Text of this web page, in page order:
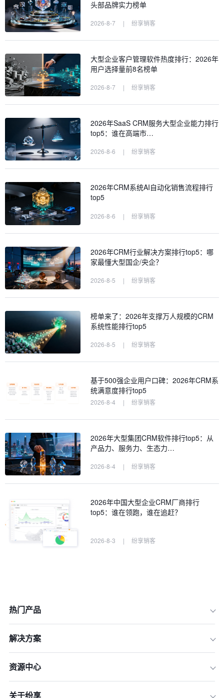
头部品牌实力榜单
2026-8-7 | 纷享销客
大型企业客户管理软件热度排行：2026年
用户选择量前8名榜单
2026-8-7 | 纷享销客
2026年SaaS CRM服务大型企业能力排行
top5：谁在高端市…
2026-8-6 | 纷享销客
2026年CRM系统AI自动化销售流程排行
top5
2026-8-6 | 纷享销客
2026年CRM行业解决方案排行top5：哪
家最懂大型国企/央企？
2026-8-5 | 纷享销客
榜单来了：2026年支撑万人规模的CRM
系统性能排行top5
2026-8-5 | 纷享销客
基于500强企业用户口碑：2026年CRM系
统满意度排行top5
2026-8-4 | 纷享销客
2026年大型集团CRM软件排行top5：从
产品力、服务力、生态力…
2026-8-4 | 纷享销客
2026年中国大型企业CRM厂商排行
top5：谁在领跑，谁在追赶？
2026-8-3 | 纷享销客
热门产品
解决方案
资源中心
关于纷享